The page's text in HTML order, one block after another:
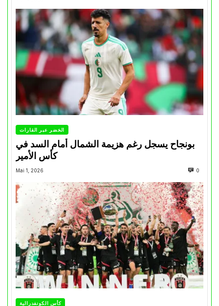
الخضر عبر القارات
بونجاح يسجل رغم هزيمة الشمال أمام السد في
كأس الأمير
Mai 1, 2026 0
كأس الكونفدرالية